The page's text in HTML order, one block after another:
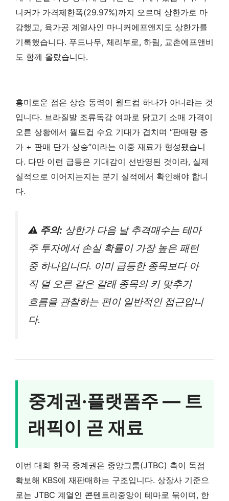
니커가 가격제한폭(29.97%)까지 오르며 상한가로 마
감했고, 육가공 계열사인 마니커에프앤지도 상한가를
기록했습니다. 푸드나무, 체리부로, 하림, 교촌에프앤비
도 함께 올랐습니다.
흥미로운 점은 상승 동력이 월드컵 하나가 아니라는 것
입니다. 브라질발 조류독감 여파로 닭고기 소매 가격이
오른 상황에서 월드컵 수요 기대가 겹치며 “판매량 증
가 + 판매 단가 상승”이라는 이중 재료가 형성됐습니
다. 다만 이런 급등은 기대감이 선반영된 것이라, 실제
실적으로 이어지는지는 분기 실적에서 확인해야 합니
다.
⚠️ 주의: 상한가 다음 날 추격매수는 테마
주 투자에서 손실 확률이 가장 높은 패턴
중 하나입니다. 이미 급등한 종목보다 아
직 덜 오른 같은 갈래 종목의 키 맞추기
흐름을 관찰하는 편이 일반적인 접근입니
다.
중계권·플랫폼주 — 트
래픽이 곧 재료
이번 대회 한국 중계권은 중앙그룹(JTBC) 측이 독점
확보해 KBS에 재판매하는 구조입니다. 상장사 기준으
로는 JTBC 계열인 콘텐트리중앙이 테마로 묶이며, 한